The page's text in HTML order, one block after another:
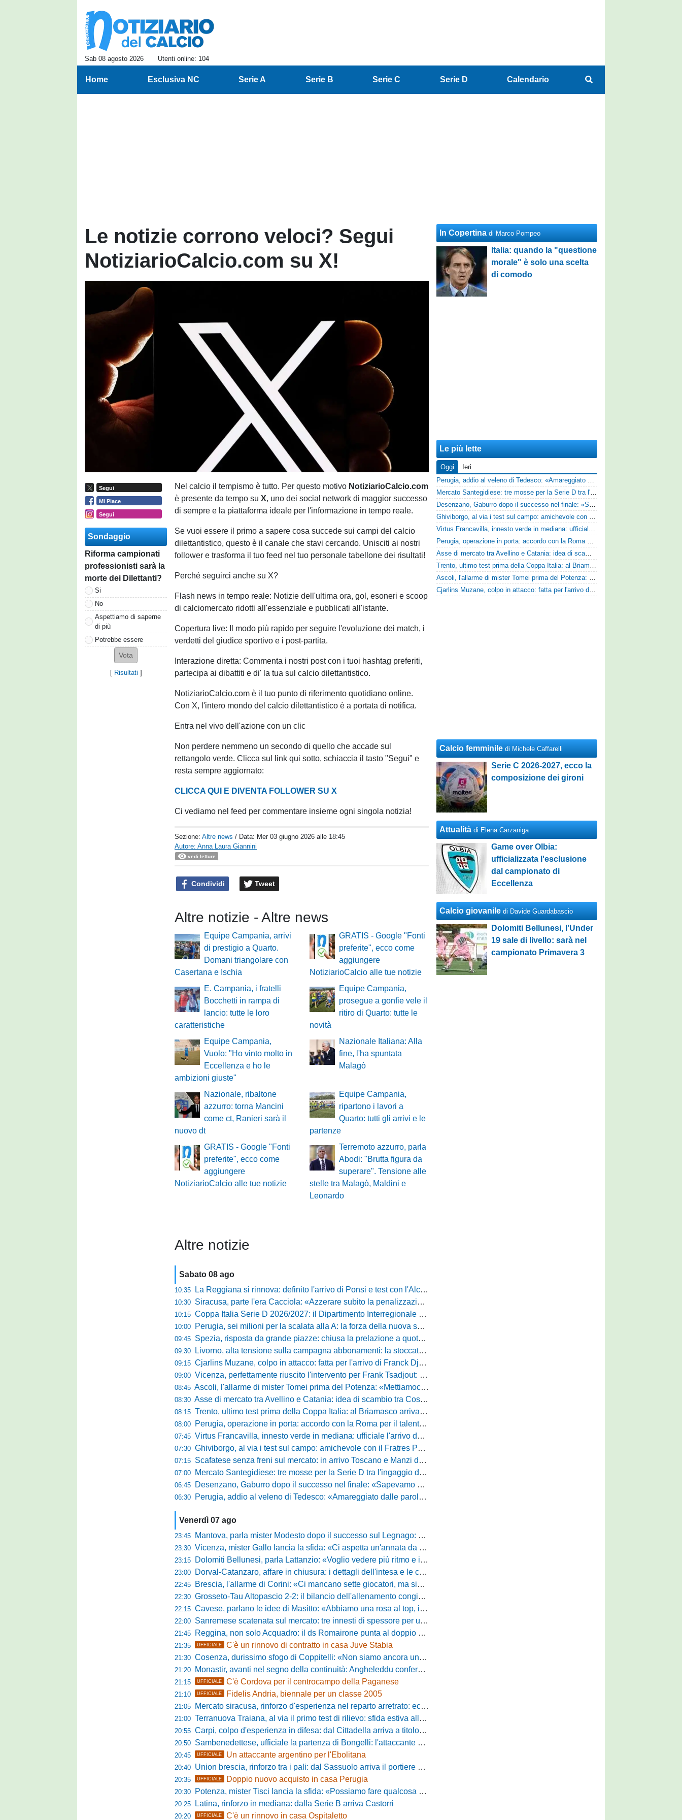
Sab 08 agosto 2026 Utenti online: 104
Home Esclusiva NC Serie A Serie B Serie C Serie D Calendario
Le notizie corrono veloci? Segui
NotiziarioCalcio.com su X!
Segui
Mi Piace
Segui
Sondaggio
Riforma campionati
professionisti sarà la
morte dei Dilettanti?
Si
No
Aspettiamo di saperne
di più
Potrebbe essere
[ Risultati ]
Nel calcio il tempismo è tutto. Per questo motivo NotiziarioCalcio.com
è presente da tempo suX, uno dei social network di maggior successo
di sempre e la piattaforma ideale per l'informazione in tempo reale.
Se vuoi essere il primo a sapere cosa succede sui campi del calcio
dilettantistico, questo è il canale che stavi cercando. Unisciti ai nostri
follower e trasforma il tuo feed nel tuo personale tabellone dei risultati!
Perché seguirci anche su X?
Flash news in tempo reale: Notizie dell'ultima ora, gol, esoneri e scoop
di calciomercato ridotti all'essenziale e pubblicati all'istante.
Copertura live: Il modo più rapido per seguire l'evoluzione dei match, i
verdetti del giudice sportivo e i post-partita.
Interazione diretta: Commenta i nostri post con i tuoi hashtag preferiti,
partecipa ai dibattiti e di' la tua sul calcio dilettantistico.
NotiziarioCalcio.com è il tuo punto di riferimento quotidiano online.
Con X, l'intero mondo del calcio dilettantistico è a portata di notifica.
Entra nel vivo dell'azione con un clic
Non perdere nemmeno un secondo di quello che accade sul
rettangolo verde. Clicca sul link qui sotto, schiaccia il tasto "Segui" e
resta sempre aggiornato:
CLICCA QUI E DIVENTA FOLLOWER SU X
Ci vediamo nel feed per commentare insieme ogni singola notizia!
Sezione:Altre news / Data: Mer 03 giugno 2026 alle 18:45
Autore: Anna Laura Giannini
vedi letture
Condividi Tweet
Altre notizie - Altre news
Equipe Campania, arrivi
di prestigio a Quarto.
Domani triangolare con
Casertana e Ischia
GRATIS - Google "Fonti
preferite", ecco come
aggiungere
NotiziarioCalcio alle tue notizie
E. Campania, i fratelli
Bocchetti in rampa di
lancio: tutte le loro
caratteristiche
Equipe Campania,
prosegue a gonfie vele il
ritiro di Quarto: tutte le
novità
Equipe Campania,
Vuolo: "Ho vinto molto in
Eccellenza e ho le
ambizioni giuste"
Nazionale Italiana: Alla
fine, l'ha spuntata
Malagò
Nazionale, ribaltone
azzurro: torna Mancini
come ct, Ranieri sarà il
nuovo dt
Equipe Campania,
ripartono i lavori a
Quarto: tutti gli arrivi e le
partenze
GRATIS - Google "Fonti
preferite", ecco come
aggiungere
NotiziarioCalcio alle tue notizie
Terremoto azzurro, parla
Abodi: "Brutta figura da
superare". Tensione alle
stelle tra Malagò, Maldini e
Leonardo
Altre notizie
Sabato 08 ago
10:35 La Reggiana si rinnova: definito l'arrivo di Ponsi e test con l'Alcione
10:30 Siracusa, parte l'era Cacciola: «Azzerare subito la penalizzazione, saremo camaleontici»
10:15 Coppa Italia Serie D 2026/2027: il Dipartimento Interregionale corregge il tabellone, ecco i nuovi abbinamenti
10:00 Perugia, sei milioni per la scalata alla A: la forza della nuova societa e il progetto di Alessandro Gaucci
09:45 Spezia, risposta da grande piazze: chiusa la prelazione a quota 5.164 abbonamenti
09:30 Livorno, alta tensione sulla campagna abbonamenti: la stoccata della Curva Nord alla società
09:15 Cjarlins Muzane, colpo in attacco: fatta per l'arrivo di Franck Djoulou
09:00 Vicenza, perfettamente riuscito l'intervento per Frank Tsadjout: il comunicato del club
08:45 Ascoli, l'allarme di mister Tomei prima del Potenza: «Mettiamoci l'elmetto, l'obiettivo è la salvezza e non dobbiamo vendere fumo!»
08:30 Asse di mercato tra Avellino e Catania: idea di scambio tra Cosimo Patierno e Kaleb Jimenez
08:15 Trento, ultimo test prima della Coppa Italia: al Briamasco arriva il triangolare con Südtirol e Campodarsego
08:00 Perugia, operazione in porta: accordo con la Roma per il talento Zelezny
07:45 Virtus Francavilla, innesto verde in mediana: ufficiale l'arrivo del classe 2008 Gianluca Ajello
07:30 Ghiviborgo, al via i test sul campo: amichevole con il Fratres Perignano e sguardo al nuovo girone E
07:15 Scafatese senza freni sul mercato: in arrivo Toscano e Manzi dall'Avellino per la Serie C
07:00 Mercato Santegidiese: tre mosse per la Serie D tra l'ingaggio di Diakhate e due rinnovi chiave
06:45 Desenzano, Gaburro dopo il successo nel finale: «Sapevamo che avremmo sofferto, ma si è vista la voglia di vincere»
06:30 Perugia, addio al veleno di Tedesco: «Amareggiato dalle parole di Alessandro Gaucci, mi hanno ferito umanamente»
Venerdì 07 ago
23:45 Mantova, parla mister Modesto dopo il successo sul Legnago: "Buona tenuta nervosa, ma dobbiamo migliorare"
23:30 Vicenza, mister Gallo lancia la sfida: «Ci aspetta un'annata da protagonisti in B, ma qui nessuno ha il posto fisso»
23:15 Dolomiti Bellunesi, parla Lattanzio: «Voglio vedere più ritmo e intensità, dobbiamo lasciare tutto sul campo»
23:00 Dorval-Catanzaro, affare in chiusura: i dettagli dell'intesa e le cifre dell'operazione
22:45 Brescia, l'allarme di Corini: «Ci mancano sette giocatori, ma siamo una squadra forte»
22:30 Grosseto-Tau Altopascio 2-2: il bilancio dell'allenamento congiunto e la risposta dei nuovi arrivi
22:15 Cavese, parlano le idee di Masitto: «Abbiamo una rosa al top, il pubblico del Lamberti ci spingerà lontano»
22:00 Sanremese scatenata sul mercato: tre innesti di spessore per un attacco da sogni
21:45 Reggina, non solo Acquadro: il ds Romairone punta al doppio colpo Baldan-Volpicelli
21:35 UFFICIALE C'è un rinnovo di contratto in casa Juve Stabia
21:30 Cosenza, durissimo sfogo di Coppitelli: «Non siamo ancora una squadra, ora serve tirare una riga!»
21:20 Monastir, avanti nel segno della continuità: Angheleddu confermato in panchina, in attacco arriva Loru
21:15 UFFICIALE C'è Cordova per il centrocampo della Paganese
21:10 UFFICIALE Fidelis Andria, biennale per un classe 2005
21:05 Mercato siracusa, rinforzo d'esperienza nel reparto arretrato: ecco Orlando
21:00 Terranuova Traiana, al via il primo test di rilievo: sfida estiva allo Zecchini con il Grosseto
20:55 Carpi, colpo d'esperienza in difesa: dal Cittadella arriva a titolo definitivo Riccardo Gatti
20:50 Sambenedettese, ufficiale la partenza di Bongelli: l'attaccante passa in Serie D
20:45 UFFICIALE Un attaccante argentino per l'Ebolitana
20:40 Union brescia, rinforzo tra i pali: dal Sassuolo arriva il portiere Gioele Zacchi
20:35 UFFICIALE Doppio nuovo acquisto in casa Perugia
20:30 Potenza, mister Tisci lancia la sfida: «Possiamo fare qualcosa di storico e regalarci la trasferta a Genova»
20:25 Latina, rinforzo in mediana: dalla Serie B arriva Castorri
20:20 UFFICIALE C'è un rinnovo in casa Ospitaletto
In Copertina di Marco Pompeo
Italia: quando la "questione
morale" è solo una scelta
di comodo
Le più lette
Oggi
Ieri
Perugia, addio al veleno di Tedesco: «Amareggiato dalle parole di Alessandro Gaucci, mi hanno ferito umanamente»
Mercato Santegidiese: tre mosse per la Serie D tra l'ingaggio di Diakhate e due rinnovi chiave
Desenzano, Gaburro dopo il successo nel finale: «Sapevamo che avremmo sofferto, ma si è vista la voglia di vincere»
Ghiviborgo, al via i test sul campo: amichevole con il Fratres Perignano e sguardo al nuovo girone E
Virtus Francavilla, innesto verde in mediana: ufficiale l'arrivo del classe 2008 Gianluca Ajello
Perugia, operazione in porta: accordo con la Roma per il talento Zelezny
Asse di mercato tra Avellino e Catania: idea di scambio tra Cosimo Patierno e Kaleb Jimenez
Trento, ultimo test prima della Coppa Italia: al Briamasco arriva il triangolare con Südtirol e Campodarsego
Ascoli, l'allarme di mister Tomei prima del Potenza: «Mettiamoci l'elmetto, l'obiettivo è la salvezza e non dobbiamo vendere fumo!»
Cjarlins Muzane, colpo in attacco: fatta per l'arrivo di Franck Djoulou
Calcio femminile di Michele Caffarelli
Serie C 2026-2027, ecco la
composizione dei gironi
Attualità di Elena Carzaniga
Game over Olbia:
ufficializzata l'esclusione
dal campionato di
Eccellenza
Calcio giovanile di Davide Guardabascio
Dolomiti Bellunesi, l’Under
19 sale di livello: sarà nel
campionato Primavera 3